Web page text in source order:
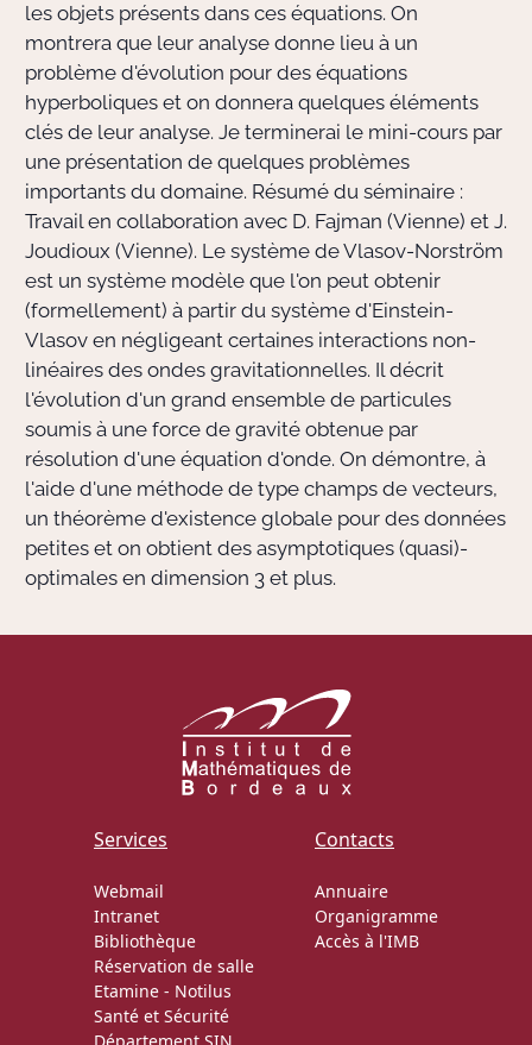
les objets présents dans ces équations. On
montrera que leur analyse donne lieu à un
problème d'évolution pour des équations
hyperboliques et on donnera quelques éléments
clés de leur analyse. Je terminerai le mini-cours par
une présentation de quelques problèmes
importants du domaine. Résumé du séminaire :
Travail en collaboration avec D. Fajman (Vienne) et J.
Joudioux (Vienne). Le système de Vlasov-Norström
est un système modèle que l'on peut obtenir
(formellement) à partir du système d'Einstein-
Vlasov en négligeant certaines interactions non-
linéaires des ondes gravitationnelles. Il décrit
l'évolution d'un grand ensemble de particules
soumis à une force de gravité obtenue par
résolution d'une équation d'onde. On démontre, à
l'aide d'une méthode de type champs de vecteurs,
un théorème d'existence globale pour des données
petites et on obtient des asymptotiques (quasi)-
optimales en dimension 3 et plus.
Services
Webmail
Intranet
Bibliothèque
Réservation de salle
Etamine - Notilus
Santé et Sécurité
Contacts
Annuaire
Organigramme
Accès à l'IMB